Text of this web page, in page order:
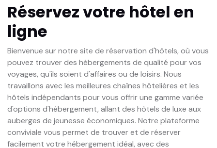
Réservez votre hôtel en
ligne
Bienvenue sur notre site de réservation d'hôtels, où vous
pouvez trouver des hébergements de qualité pour vos
voyages, qu'ils soient d'affaires ou de loisirs. Nous
travaillons avec les meilleures chaînes hôtelières et les
hôtels indépendants pour vous offrir une gamme variée
d'options d'hébergement, allant des hôtels de luxe aux
auberges de jeunesse économiques. Notre plateforme
conviviale vous permet de trouver et de réserver
facilement votre hébergement idéal, avec des